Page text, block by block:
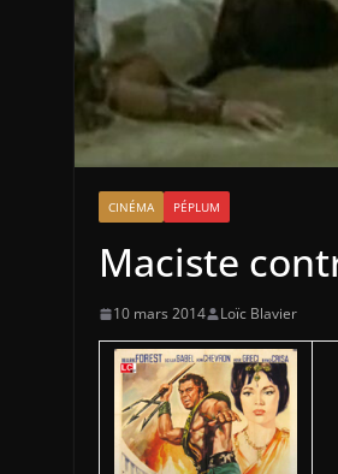
CINÉMA PÉPLUM
Maciste
10 mars 2014 Loïc Blavier